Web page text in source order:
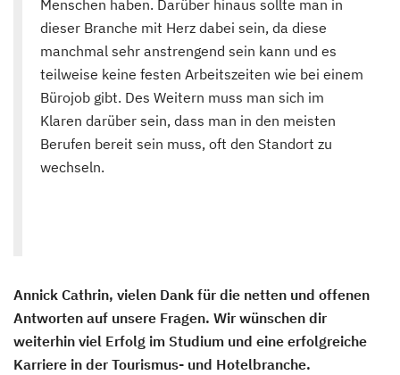
Menschen haben. Darüber hinaus sollte man in
dieser Branche mit Herz dabei sein, da diese
manchmal sehr anstrengend sein kann und es
teilweise keine festen Arbeitszeiten wie bei einem
Bürojob gibt. Des Weitern muss man sich im
Klaren darüber sein, dass man in den meisten
Berufen bereit sein muss, oft den Standort zu
wechseln.
Annick Cathrin, vielen Dank für die netten und offenen
Antworten auf unsere Fragen. Wir wünschen dir
weiterhin viel Erfolg im Studium und eine erfolgreiche
Karriere in der Tourismus- und Hotelbranche.